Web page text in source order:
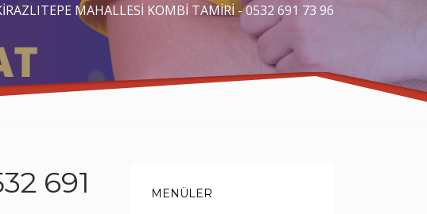
MAHALLESİ KOMBİ TAMİRİ - 0532 691 73 96
691
MENÜLER